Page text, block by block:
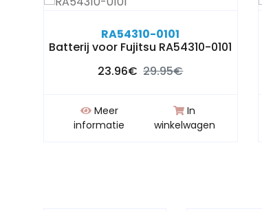
RA54310-0101
Batterij voor Fujitsu RA54310-0101
23.96€ 29.95€
Meer
informatie
In
winkelwagen